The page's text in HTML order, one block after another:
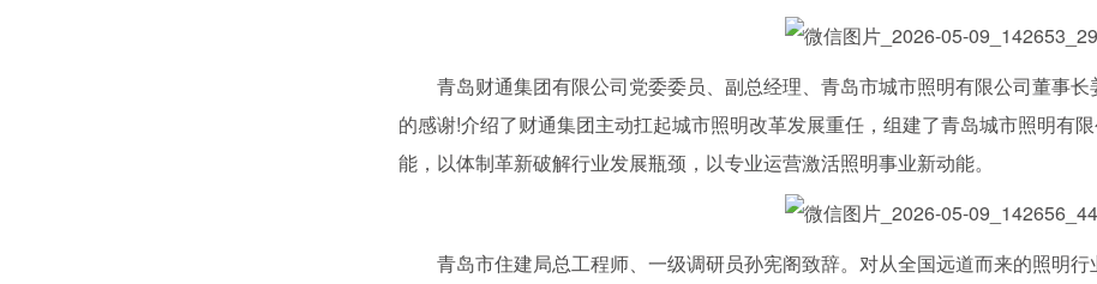
青岛财通集团有限公司党委委员、副总经理、青岛市城市照明有限公司董事长
的感谢!介绍了财通集团主动扛起城市照明改革发展重任，组建了青岛城市照明有
能，以体制革新破解行业发展瓶颈，以专业运营激活照明事业新动能。
青岛市住建局总工程师、一级调研员孙宪阁致辞。对从全国远道而来的照明行